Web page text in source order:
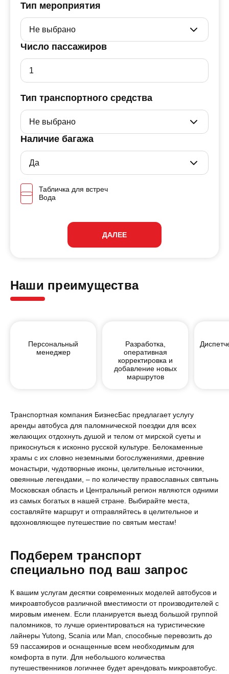
Тип мероприятия
Число пассажиров
Тип транспортного средства
Наличие багажа
Табличка для встреч
Вода
ДАЛЕЕ
Наши преимущества
Персональный
менеджер
Разработка,
оперативная
корректировка и
добавление новых
маршрутов
Транспортная компания БизнесБас предлагает услугу
аренды автобуса для паломнической поездки для всех
желающих отдохнуть душой и телом от мирской суеты и
прикоснуться к исконно русской культуре. Белокаменные
храмы с их словно неземными богослужениями, древние
монастыри, чудотворные иконы, целительные источники,
овеянные легендами, – по количеству православных святынь
Московская область и Центральный регион являются одними
из самых богатых в нашей стране. Выбирайте места,
составляйте маршрут и отправляйтесь в целительное и
вдохновляющее путешествие по святым местам!
Подберем транспорт
специально под ваш запрос
К вашим услугам десятки современных моделей автобусов и
микроавтобусов различной вместимости от производителей с
мировым именем. Если планируется выезд большой группой
паломников, то лучше ориентироваться на туристические
лайнеры Yutong, Scania или Man, способные перевозить до
59 пассажиров и оснащенные всем необходимым для
комфорта в пути. Для небольшого количества
путешественников логичнее будет арендовать микроавтобус.